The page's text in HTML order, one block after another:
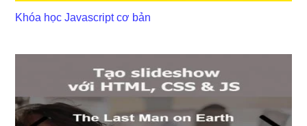
Khóa học Javascript cơ bản